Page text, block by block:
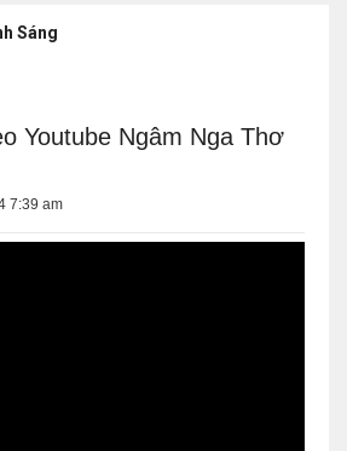
Sáng
Youtube Ngâm Nga Thơ
7:39 am